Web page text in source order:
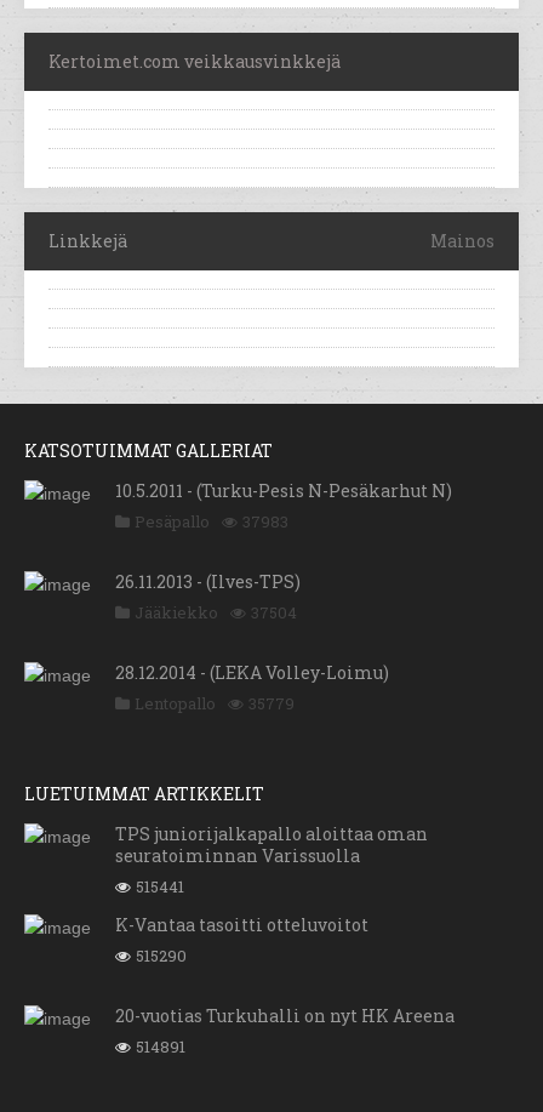
Kertoimet.com veikkausvinkkejä
Linkkejä Mainos
KATSOTUIMMAT GALLERIAT
10.5.2011 - (Turku-Pesis N-Pesäkarhut N)
Pesäpallo 37983
26.11.2013 - (Ilves-TPS)
Jääkiekko 37504
28.12.2014 - (LEKA Volley-Loimu)
Lentopallo 35779
LUETUIMMAT ARTIKKELIT
TPS juniorijalkapallo aloittaa oman
seuratoiminnan Varissuolla
515441
K-Vantaa tasoitti otteluvoitot
515290
20-vuotias Turkuhalli on nyt HK Areena
514891